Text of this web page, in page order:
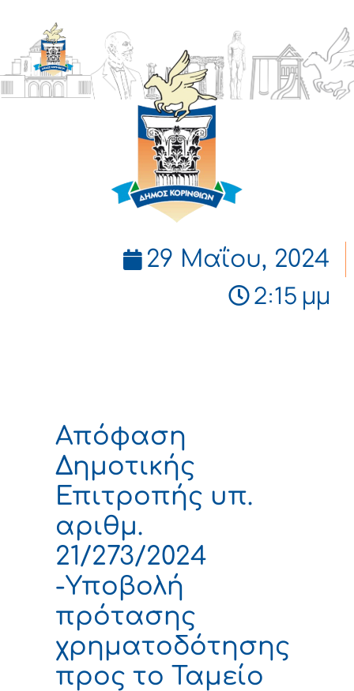
ΔΗΜΟΣ
ΚΟΡΙΝΘΙΩΝ
29 Μαΐου, 2024
2:15 μμ
Απόφαση
Δημοτικής
Επιτροπής υπ.
αριθμ.
21/273/2024
-Υποβολή
πρότασης
χρηματοδότησης
προς το Ταμείο